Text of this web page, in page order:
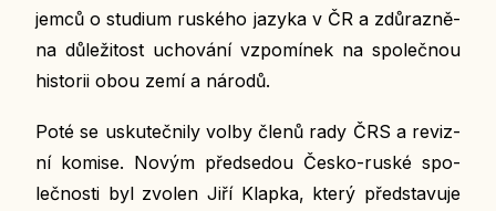
jem­ců o stu­di­um rus­ké­ho jazyka v ČR a zdů­raz­ně­
na dů­le­ži­tost ucho­vá­ní vzpo­mí­nek na spo­leč­nou
his­to­rii obou zemí a národů.
Poté se usku­teč­ni­ly volby členů rady ČRS a re­viz­
ní komise. Novým před­se­dou Česko-ruské spo­
leč­nos­ti byl zvolen Jiří Klapka, který před­sta­vu­je